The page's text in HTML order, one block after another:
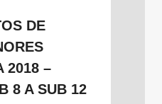
DE
2018 –
8 A SUB 12